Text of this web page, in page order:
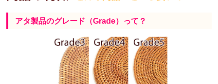
アタ製品のグレード（Grade）って？